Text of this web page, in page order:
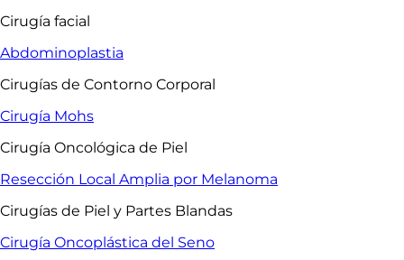
Cirugía facial
Abdominoplastia
Cirugías de Contorno Corporal
Cirugía Mohs
Cirugía Oncológica de Piel
Resección Local Amplia por Melanoma
Cirugías de Piel y Partes Blandas
Cirugía Oncoplástica del Seno